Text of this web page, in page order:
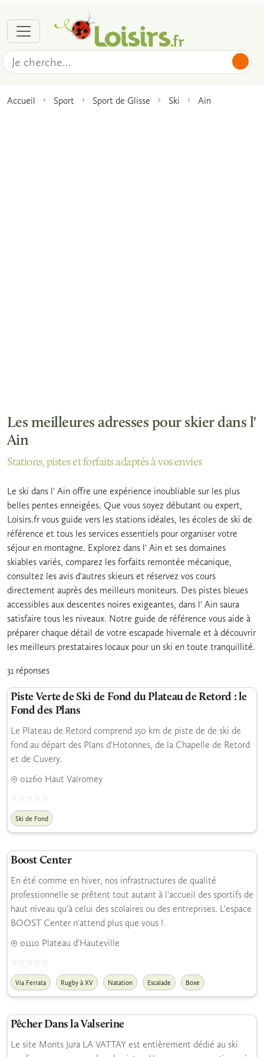
Accueil Sport Sport de Glisse Ski Ain
Les meilleures adresses pour skier dans l'
Ain
Stations, pistes et forfaits adaptés à vos envies
Le ski dans l' Ain offre une expérience inoubliable sur les plus
belles pentes enneigées. Que vous soyez débutant ou expert,
Loisirs.fr vous guide vers les stations idéales, les écoles de ski de
référence et tous les services essentiels pour organiser votre
séjour en montagne. Explorez dans l' Ain et ses domaines
skiables variés, comparez les forfaits remontée mécanique,
consultez les avis d'autres skieurs et réservez vos cours
directement auprès des meilleurs moniteurs. Des pistes bleues
accessibles aux descentes noires exigeantes, dans l' Ain saura
satisfaire tous les niveaux. Notre guide de référence vous aide à
préparer chaque détail de votre escapade hivernale et à découvrir
les meilleurs prestataires locaux pour un ski en toute tranquillité.
31 réponses
Piste Verte de Ski de Fond du Plateau de Retord : le
Fond des Plans
Le Plateau de Retord comprend 150 km de piste de de ski de
fond au départ des Plans d'Hotonnes, de la Chapelle de Retord
et de Cuvery.
01260 Haut Valromey
Ski de Fond
Boost Center
En été comme en hiver, nos infrastructures de qualité
professionnelle se prêtent tout autant à l'accueil des sportifs de
haut niveau qu'à celui des scolaires ou des entreprises. L'espace
BOOST Center n'attend plus que vous !
01110 Plateau d'Hauteville
Via Ferrata Rugby à XV Natation Escalade Boxe
Pêcher Dans la Valserine
Le site Monts Jura LA VATTAY est entièrement dédié au ski